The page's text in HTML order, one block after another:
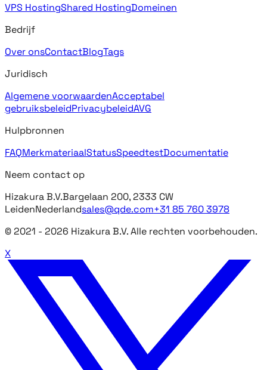
VPS HostingShared HostingDomeinen
Bedrijf
Over onsContactBlogTags
Juridisch
Algemene voorwaardenAcceptabel
gebruiksbeleidPrivacybeleidAVG
Hulpbronnen
FAQMerkmateriaalStatusSpeedtestDocumentatie
Neem contact op
Hizakura B.V.Bargelaan 200, 2333 CW
LeidenNederlandsales@qde.com+31 85 760 3978
© 2021 - 2026 Hizakura B.V. Alle rechten voorbehouden.
X